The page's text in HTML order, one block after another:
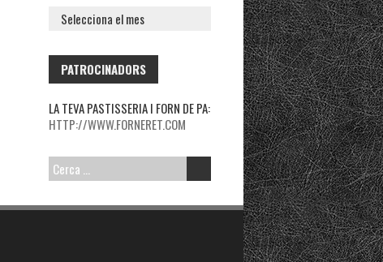
PATROCINADORS
LA TEVA PASTISSERIA I FORN DE PA:
HTTP://WWW.FORNERET.COM
CERCA: